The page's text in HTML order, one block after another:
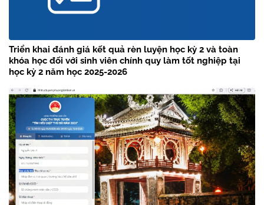
Triển khai đánh giá kết quả rèn luyện học kỳ 2 và toàn
khóa học đối với sinh viên chính quy làm tốt nghiệp tại
học kỳ 2 năm học 2025-2026